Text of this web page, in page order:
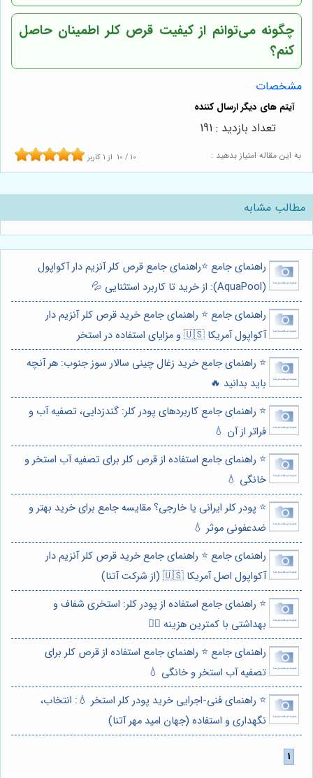
چگونه می‌توانم از کیفیت قرص کلر اطمینان حاصل
کنم؟
مشخصات
به این مقاله امتیاز بدهید : 10 / 10 از1 کاربر
تعداد بازدید : 191
مطالب مشابه
راهنمای جامع ⭐️راهنمای جامع قرص کلر آنزیم دار آکواپول
(AquaPool): از خرید تا کاربرد استثنایی 💦
راهنمای جامع ⭐️ راهنمای جامع خرید قرص کلر آنزیم دار
آکواپول آمریکا 🇺🇸 و مزایای استفاده در استخر
⭐️ راهنمای جامع خرید زغال چینی سالار سوز جنوب: هر آنچه
باید بدانید 🔥
⭐️ راهنمای جامع کاربردهای پودر کلر: گندزدایی، تصفیه آب و
فراتر از آن 💧
⭐️ راهنمای جامع استفاده از قرص کلر برای تصفیه آب استخر و
خانگی 💧
⭐️ پودر کلر ایرانی یا خارجی؟ مقایسه جامع برای خرید بهتر و
ضدعفونی موثر 💧
راهنمای جامع ⭐️ راهنمای جامع خرید قرص کلر آنزیم دار
آکواپول اصل آمریکا 🇺🇸 (از شرکت آتنا)
⭐️ راهنمای جامع استفاده از پودر کلر: استخری شفاف و
بهداشتی با کمترین هزینه 🏊‍♂️
راهنمای جامع ⭐️ راهنمای جامع استفاده از قرص کلر برای
تصفیه آب استخر و خانگی 💧
⭐️ راهنمای فنی-اجرایی خرید پودر کلر استخر 💧: انتخاب،
نگهداری و استفاده (جهان امید مهر آتنا)